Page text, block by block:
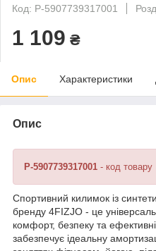
Код: P-5907739317001
1 109 ₴
Опис Характеристики
Опис
P-5907739317001 - код товару
Спортивний килимок із
бренду 4FIZJO - це
комфорт, безпеку та
забезпечує ідеальну